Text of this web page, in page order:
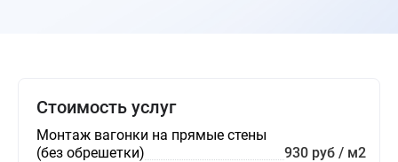
Стоимость услуг
Монтаж вагонки на прямые стены
(без обрешетки)
930 руб / м2